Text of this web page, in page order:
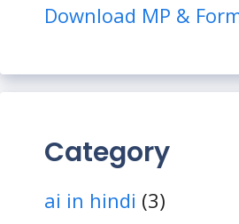
Download MP &
Category
ai in hindi (3)